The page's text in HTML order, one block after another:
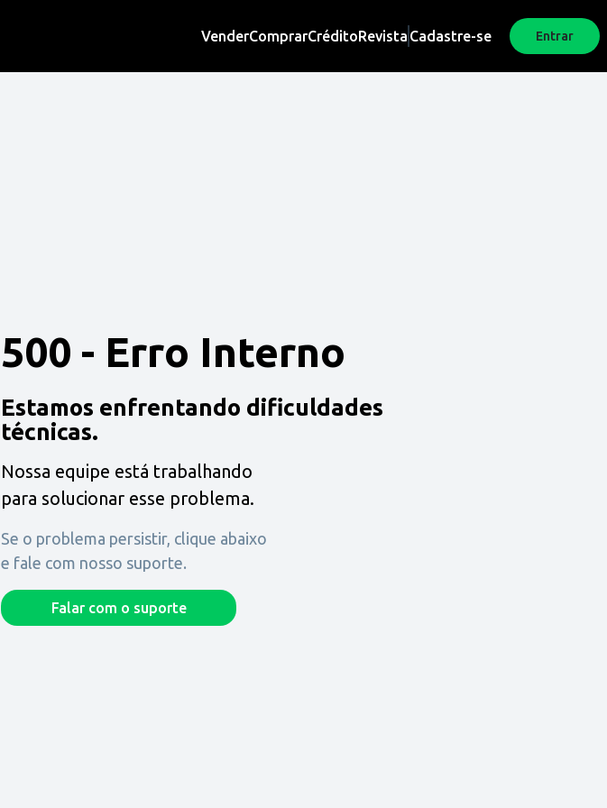
VenderComprarCréditoRevista Cadastre-se Entrar
500 - Erro Interno
Estamos enfrentando dificuldades
técnicas.
Nossa equipe está trabalhando
para solucionar esse problema.
Se o problema persistir, clique abaixo
e fale com nosso suporte.
Falar com o suporte